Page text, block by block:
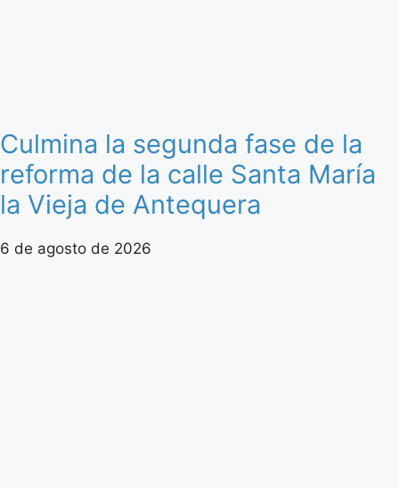
Culmina la segunda fase de la
reforma de la calle Santa María
la Vieja de Antequera
6 de agosto de 2026